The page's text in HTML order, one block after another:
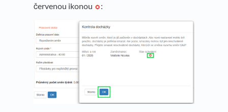
červenou ikonou
: